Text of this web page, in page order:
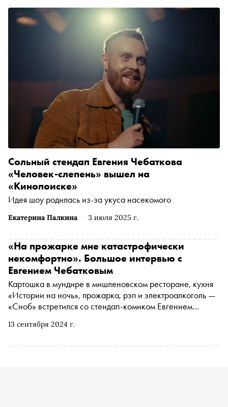
Екатерина Палкина 3 июля 2025 г.
Сольный стендап Евгения Чебаткова
«Человек-слепень» вышел на
«Кинопоиске»
Идея шоу родилась из-за укуса насекомого
13 сентября 2024 г.
«На прожарке мне катастрофически
некомфортно». Большое интервью с
Евгением Чебатковым
Картошка в мундире в мишленовском ресторане, кухня
«Истории на ночь», прожарка, рэп и электроалкоголь —
«Сноб» встретился со стендап-комиком Евгением
одновременно и любимцем публики, и объектом споров